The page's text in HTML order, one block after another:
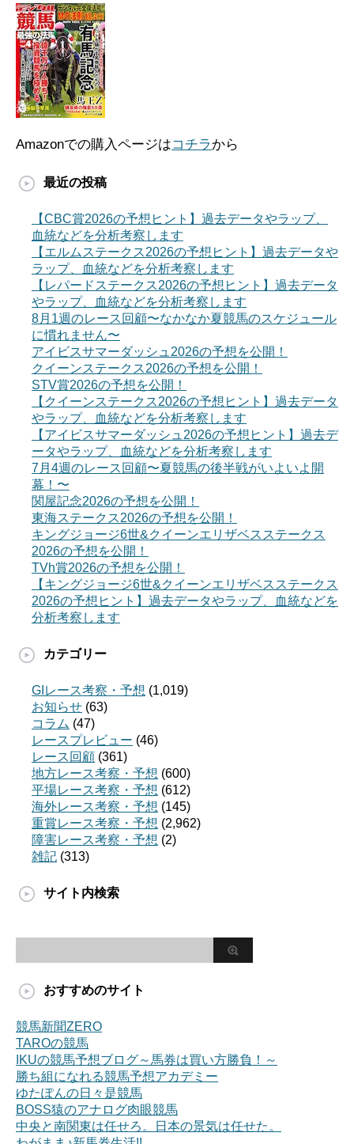
Amazonでの購入ページはコチラ から
最近の投稿
【CBC賞2026の予想ヒント】過去データやラップ、
血統などを分析考察します
【エルムステークス2026の予想ヒント】過去データや
ラップ、血統などを分析考察します
【レパードステークス2026の予想ヒント】過去データ
やラップ、血統などを分析考察します
8月1週のレース回顧〜なかなか夏競馬のスケジュール
に慣れません〜
アイビスサマーダッシュ2026の予想を公開！
クイーンステークス2026の予想を公開！
STV賞2026の予想を公開！
【クイーンステークス2026の予想ヒント】過去データ
やラップ、血統などを分析考察します
【アイビスサマーダッシュ2026の予想ヒント】過去デ
ータやラップ、血統などを分析考察します
7月4週のレース回顧〜夏競馬の後半戦がいよいよ開
幕！〜
関屋記念2026の予想を公開！
東海ステークス2026の予想を公開！
キングジョージ6世&クイーンエリザベスステークス
2026の予想を公開！
TVh賞2026の予想を公開！
【キングジョージ6世&クイーンエリザベスステークス
2026の予想ヒント】過去データやラップ、血統などを
分析考察します
カテゴリー
GIレース考察・予想 (1,019)
お知らせ (63)
コラム (47)
レースプレビュー (46)
レース回顧 (361)
地方レース考察・予想 (600)
平場レース考察・予想 (612)
海外レース考察・予想 (145)
重賞レース考察・予想 (2,962)
障害レース考察・予想 (2)
雑記 (313)
サイト内検索
おすすめのサイト
競馬新聞ZERO
TAROの競馬
IKUの競馬予想ブログ～馬券は買い方勝負！～
勝ち組になれる競馬予想アカデミー
ゆたぽんの日々是競馬
BOSS猿のアナログ肉眼競馬
中央と南関東は任せろ。日本の景気は任せた。